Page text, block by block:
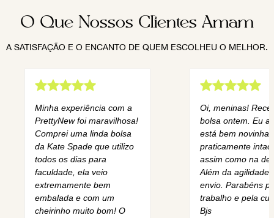
O Que Nossos Clientes Amam
A SATISFAÇÃO E O ENCANTO DE QUEM ESCOLHEU O MELHOR.
Minha experiência com a
PrettyNew foi maravilhosa!
Comprei uma linda bolsa
da Kate Spade que utilizo
todos os dias para
faculdade, ela veio
extremamente bem
embalada e com um
cheirinho muito bom! O
Oi, meninas!
bolsa ontem. Eu
está bem novinha,
praticamente
assim como na
Além da agilidade
envio. Parabéns
trabalho e pela
Bjs